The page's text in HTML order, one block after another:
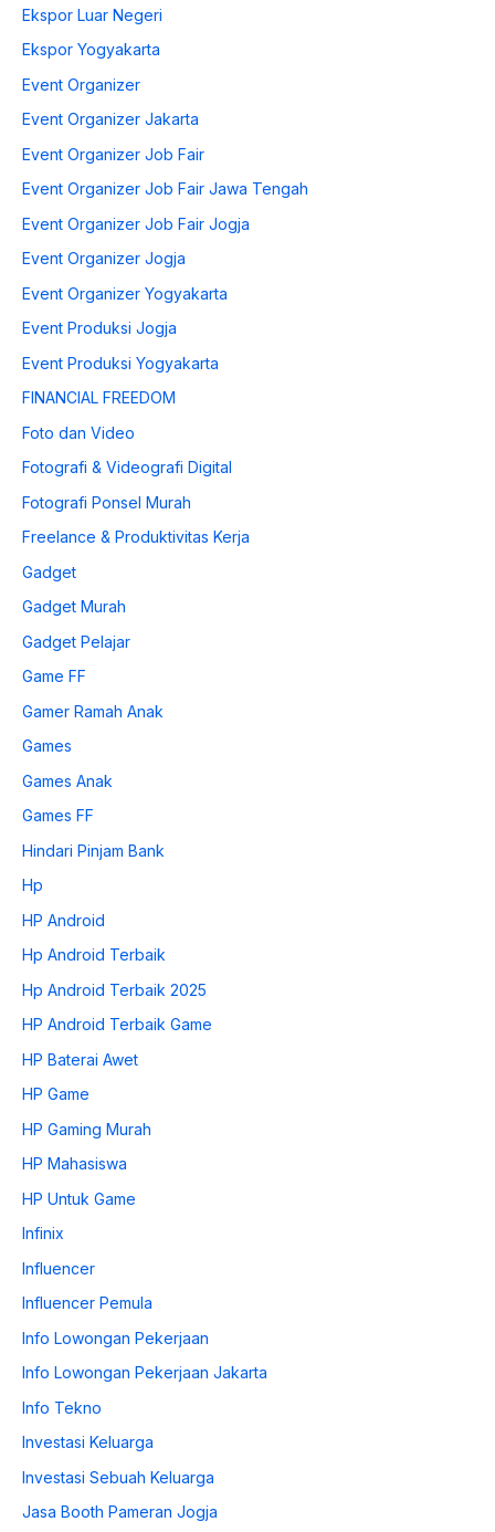
Ekspor Luar Negeri
Ekspor Yogyakarta
Event Organizer
Event Organizer Jakarta
Event Organizer Job Fair
Event Organizer Job Fair Jawa Tengah
Event Organizer Job Fair Jogja
Event Organizer Jogja
Event Organizer Yogyakarta
Event Produksi Jogja
Event Produksi Yogyakarta
FINANCIAL FREEDOM
Foto dan Video
Fotografi & Videografi Digital
Fotografi Ponsel Murah
Freelance & Produktivitas Kerja
Gadget
Gadget Murah
Gadget Pelajar
Game FF
Gamer Ramah Anak
Games
Games Anak
Games FF
Hindari Pinjam Bank
Hp
HP Android
Hp Android Terbaik
Hp Android Terbaik 2025
HP Android Terbaik Game
HP Baterai Awet
HP Game
HP Gaming Murah
HP Mahasiswa
HP Untuk Game
Infinix
Influencer
Influencer Pemula
Info Lowongan Pekerjaan
Info Lowongan Pekerjaan Jakarta
Info Tekno
Investasi Keluarga
Investasi Sebuah Keluarga
Jasa Booth Pameran Jogja